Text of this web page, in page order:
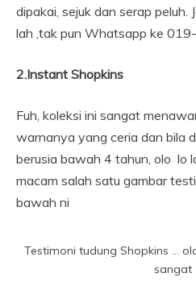
dipakai, sejuk dan serap peluh.
lah ,tak pun Whatsapp ke
2.Instant Shopkins
Fuh, koleksi ini sangat
warnanya yang ceria dan bila
berusia bawah 4 tahun, olo lo
macam salah satu gambar
bawah ni
Testimoni tudung Shopkins …
sangat